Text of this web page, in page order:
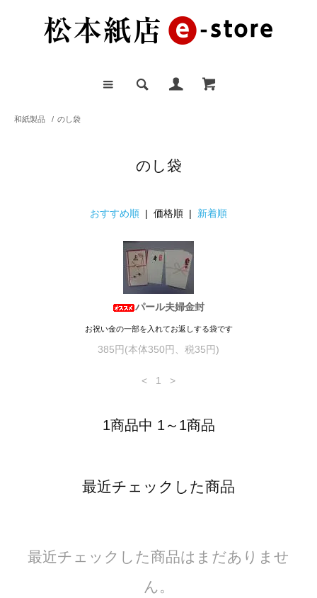
和紙製品 / のし袋
のし袋
おすすめ順 | 価格順 | 新着順
パール夫婦金封
お祝い金の一部を入れてお返しする袋です
385円(本体350円、税35円)
< 1 >
1商品中 1～1商品
最近チェックした商品
最近チェックした商品はまだありませ
ん。